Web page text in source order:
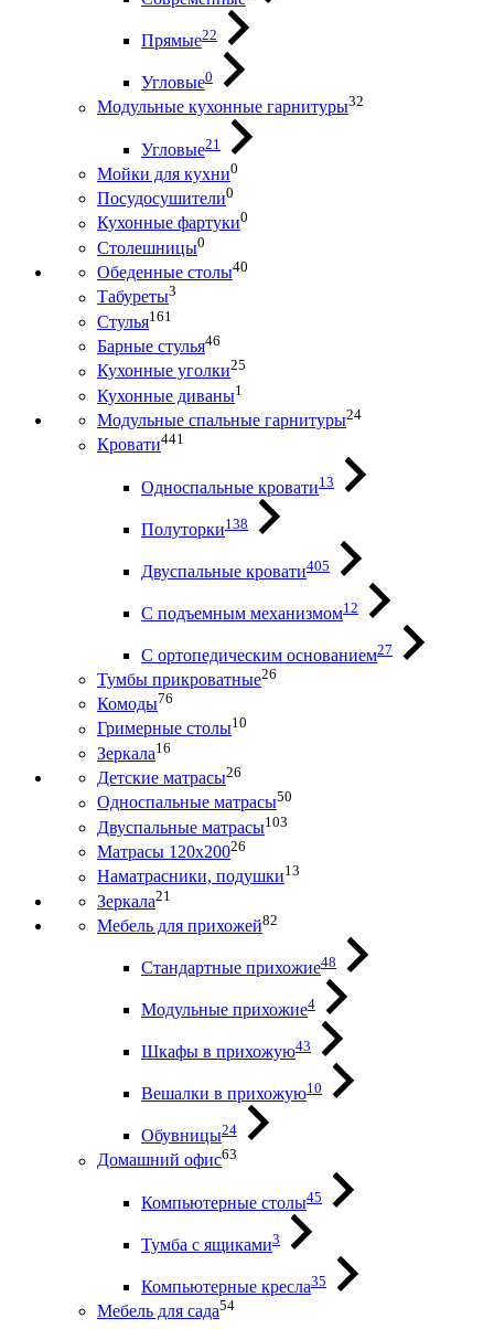
Прямые22
Угловые0
Модульные кухонные гарнитуры32
Угловые21
Мойки для кухни0
Посудосушители0
Кухонные фартуки0
Столешницы0
Обеденные столы40
Табуреты3
Стулья161
Барные стулья46
Кухонные уголки25
Кухонные диваны1
Модульные спальные гарнитуры24
Кровати441
Односпальные кровати13
Полуторки138
Двуспальные кровати405
С подъемным механизмом12
С ортопедическим основанием27
Тумбы прикроватные26
Комоды76
Гримерные столы10
Зеркала16
Детские матрасы26
Односпальные матрасы50
Двуспальные матрасы103
Матрасы 120х20026
Наматрасники, подушки13
Зеркала21
Мебель для прихожей82
Стандартные прихожие48
Модульные прихожие4
Шкафы в прихожую43
Вешалки в прихожую10
Обувницы24
Домашний офис63
Компьютерные столы45
Тумба с ящиками3
Компьютерные кресла35
Мебель для сада54